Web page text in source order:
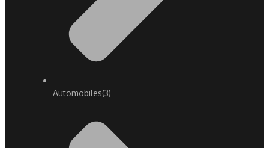
Automobiles(3)